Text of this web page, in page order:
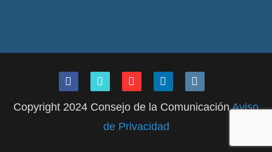
Copyright 2024 Consejo de la ComunicaciónAviso
de Privacidad